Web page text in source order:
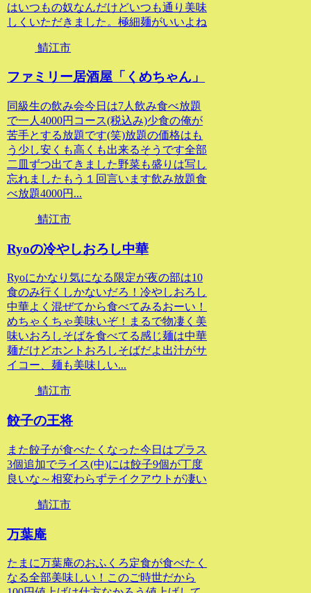
はいつもの奴なんだけどいつも通り美味
しくいただきました。極細麺がいいよね
鯖江市
ファミリー居酒屋「くめちゃん」
同級生の飲み会今日は7人飲み食べ放題
で一人4000円コース(税込み)少食の俺が
苦手とする放題です(笑)放題の価格はも
う少し安くも高くも出来るそうです全部
二皿ずつ出てきました野菜も盛りは写し
忘れましたもう１回言います飲み放題食
べ放題4000円...
鯖江市
Ryoの冷やしおろし中華
Ryoにかなり気になる限定が夜の部は10
食のみ行くしかないだろ！冷やしおろし
中華よく混ぜてから食べてみるおーい！
めちゃくちゃ美味いぞ！まるで物凄く美
味いおろしそばを食べてる感じ麺は中華
麺だけどホントおろしそばだよ出汁がサ
イコー、麺も美味しい...
鯖江市
餃子の王将
また餃子が食べたくなった今日はプラス
3個追加でライス(中)には餃子9個が丁度
良いな～相変わらずテイクアウトが凄い
鯖江市
万葉庵
たまに万葉庵のおふくろ定食が食べたく
なる全部美味しい！このご時世だから